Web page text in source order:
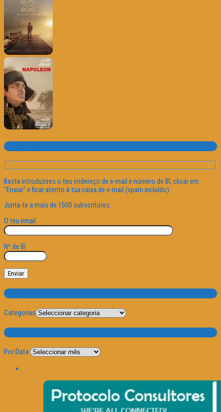
Subscrever o site
Basta introduzires o teu endereço de e-mail e número de BI, clicar em
"Enviar" e ficar atento à tua caixa de e-mail (spam incluído).
Junta-te a mais de 1500 subscritores.
O teu email
Nº de BI
Categorias
Categorias
Por Data
Por Data